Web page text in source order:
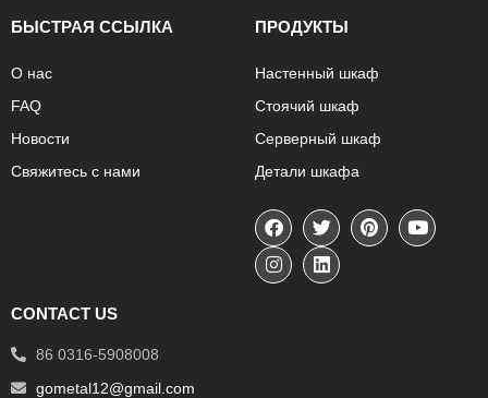
БЫСТРАЯ ССЫЛКА
О нас
FAQ
Новости
Свяжитесь с нами
ПРОДУКТЫ
Настенный шкаф
Стоячий шкаф
Серверный шкаф
Детали шкафа
CONTACT US
86 0316-5908008
gometal12@gmail.com